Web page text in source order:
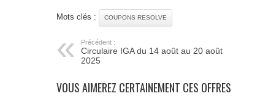
Mots clés : COUPONS RESOLVE
Précédent :
Circulaire IGA du 14 août au 20 août
2025
VOUS AIMEREZ CERTAINEMENT CES OFFRES